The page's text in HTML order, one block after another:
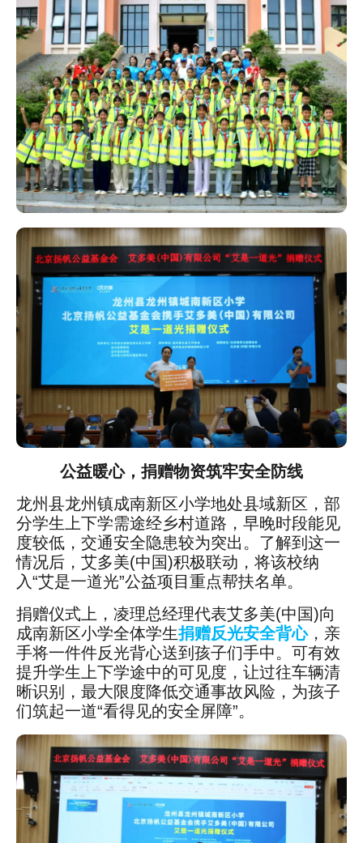
公益暖心，捐赠物资筑牢安全防线
龙州县龙州镇成南新区小学地处县域新区，部
分学生上下学需途经乡村道路，早晚时段能见
度较低，交通安全隐患较为突出。了解到这一
情况后，艾多美(中国)积极联动，将该校纳
入“艾是一道光”公益项目重点帮扶名单。
捐赠仪式上，凌理总经理代表艾多美(中国)向
成南新区小学全体学生捐赠反光安全背心，亲
手将一件件反光背心送到孩子们手中。可有效
提升学生上下学途中的可见度，让过往车辆清
晰识别，最大限度降低交通事故风险，为孩子
们筑起一道“看得见的安全屏障”。